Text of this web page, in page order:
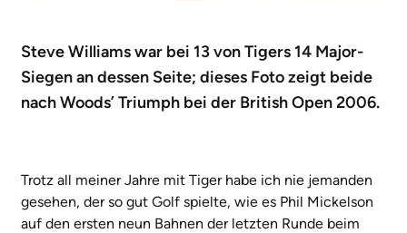
Steve Williams war bei 13 von Tigers 14 Major-
Siegen an dessen Seite; dieses Foto zeigt beide
nach Woods’ Triumph bei der British Open 2006.
Trotz all meiner Jahre mit Tiger habe ich nie jemanden
gesehen, der so gut Golf spielte, wie es Phil Mickelson
auf den ersten neun Bahnen der letzten Runde beim